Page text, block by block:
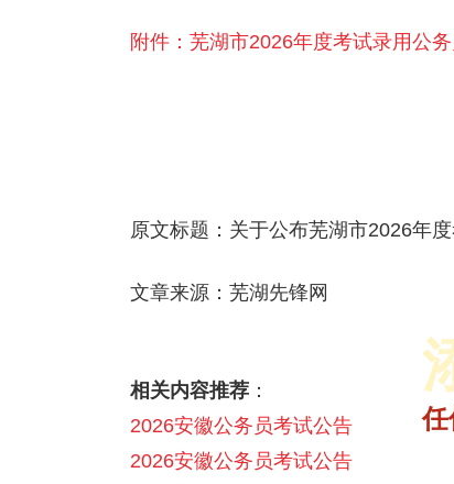
附件：芜湖市2026年度考试录用公
原文标题：关于公布芜湖市2026年
文章来源：芜湖先锋网
2025省面多师领学理论决胜课 任
相关内容推荐 ：
2026安徽公务员考试公告
2026安徽公务员考试公告